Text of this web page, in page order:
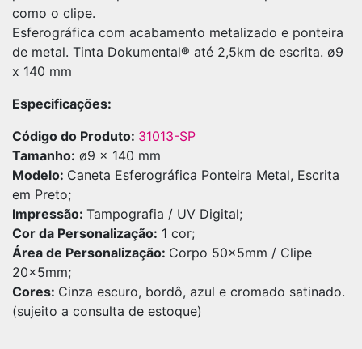
como o clipe.
Esferográfica com acabamento metalizado e ponteira
de metal. Tinta Dokumental® até 2,5km de escrita. ø9
x 140 mm
Especificações:
Código do Produto: 31013-SP
Tamanho: ø9 x 140 mm
Modelo: Caneta Esferográfica Ponteira Metal, Escrita
em Preto;
Impressão: Tampografia / UV Digital;
Cor da Personalização: 1 cor;
Área de Personalização: Corpo 50x5mm / Clipe
20x5mm;
Cores: Cinza escuro, bordô, azul e cromado satinado.
(sujeito a consulta de estoque)